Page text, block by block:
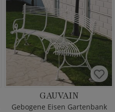
GAUVAIN
Gebogene Eisen Gartenbank